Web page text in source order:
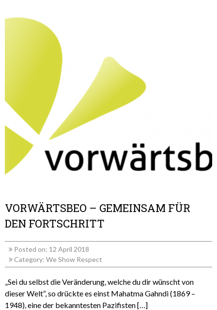
VORWÄRTSBEO – GEMEINSAM FÜR
DEN FORTSCHRITT
Posted on: 12 April 2018
Category: We Show Respect
„Sei du selbst die Veränderung, welche du dir wünscht von
dieser Welt“, so drückte es einst Mahatma Gahndi (1869 –
1948), eine der bekanntesten Pazifisten […]